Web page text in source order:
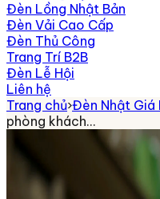
Đèn Lồng Nhật Bản
Đèn Vải Cao Cấp
Đèn Thủ Công
Trang Trí B2B
Đèn Lễ Hội
Liên hệ
Trang chủ›Đèn Nhật Giá
phòng khách…